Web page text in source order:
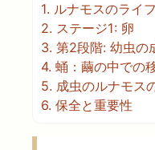
1. ルナモスのライ
2. ステージ1: 卵
3. 第2段階: 幼虫の
4. 蛹：繭の中での
5. 成虫のルナモス
6. 保全と重要性